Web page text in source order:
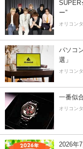
ー”
オリコン
パソコ
選」
オリコン
一番似
オリコン
2026年